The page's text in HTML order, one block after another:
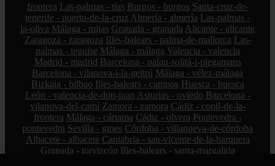
frontera Las-palmas - tías Burgos - burgos Santa-cruz-de-
tenerife - puerto-de-la-cruz Almería - almería Las-palmas -
la-oliva Málaga - mijas Granada - granada Alicante - alicante
Zaragoza - zaragoza Illes-balears - palma-de-mallorca Las-
palmas - teguise Málaga - málaga Valencia - valencia
Madrid - madrid Barcelona - palau-solità-i-plegamans
Barcelona - vilanova-i-la-geltrú Málaga - vélez-málaga
Bizkaia - bilbao Illes-balears - campos Huesca - huesca
León - valencia-de-don-juan Asturias - oviedo Barcelona -
vilanova-del-camí Zamora - zamora Cádiz - conil-de-la-
frontera Málaga - cártama Cádiz - olvera Pontevedra -
pontevedra Sevilla - gines Córdoba - villanueva-de-córdoba
Albacete - albacete Cantabria - san-vicente-de-la-barquera
Granada - torvizcón Illes-balears - santa-margalida